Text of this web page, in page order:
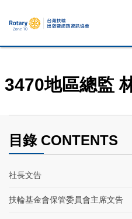
3470地區總監
目錄 CONTENTS
社長文告
扶輪基金會保管委員會主席文告